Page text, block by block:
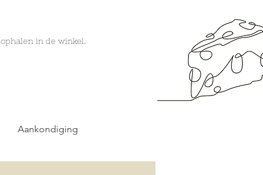
ophalen in de winkel.
Aankondiging